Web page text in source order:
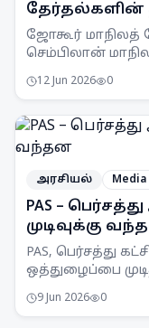
தேர்தல்களின்
ஜோகூர் மாநிலத்
செம்பிலான்
12 Jun 2026 0
அரசியல் Media
PAS –
முடிவுக்கு
PAS, பெர்சத்து
ஒத்துழைப்பை
ஆய்வுகளுக்குப்
9 Jun 2026 0